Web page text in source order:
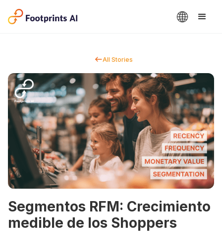
All Stories
Segmentos RFM: Crecimiento
medible de los Shoppers